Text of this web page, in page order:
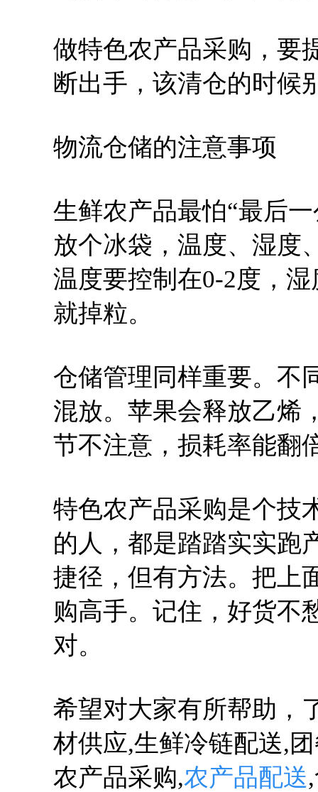
做特色农产品采购，要
断出手，该清仓的时候
物流仓储的注意事项
生鲜农产品最怕“最后
放个冰袋，温度、湿度
温度要控制在0-2度，
就掉粒。
仓储管理同样重要。不
混放。苹果会释放乙烯
节不注意，损耗率能翻
特色农产品采购是个技
的人，都是踏踏实实跑
捷径，但有方法。把上
购高手。记住，好货不
对。
希望对大家有所帮助，
材供应,生鲜冷链配送,
农产品采购,农产品配送